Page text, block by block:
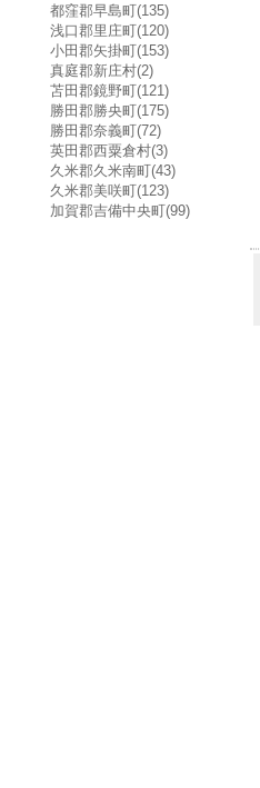
都窪郡早島町(135)
浅口郡里庄町(120)
小田郡矢掛町(153)
真庭郡新庄村(2)
苫田郡鏡野町(121)
勝田郡勝央町(175)
勝田郡奈義町(72)
英田郡西粟倉村(3)
久米郡久米南町(43)
久米郡美咲町(123)
加賀郡吉備中央町(99)